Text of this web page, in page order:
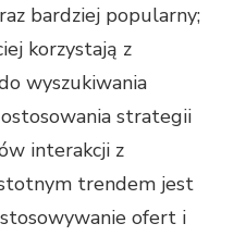
bardziej popularny;
korzystają z
wyszukiwania
strategii
interakcji z
trendem jest
ofert i